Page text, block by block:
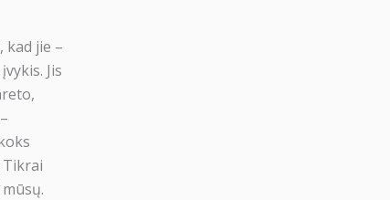
kad jie –
Jis
Tikraižmonių, kaip Jūs!